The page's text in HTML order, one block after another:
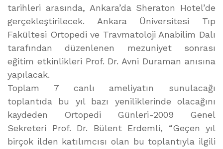
tarihleri arasında, Ankara’da Sheraton Hotel’de
gerçekleştirilecek. Ankara Üniversitesi Tıp
Fakültesi Ortopedi ve Travmatoloji Anabilim Dalı
tarafından düzenlenen mezuniyet sonrası
eğitim etkinlikleri Prof. Dr. Avni Duraman anısına
yapılacak.
Toplam 7 canlı ameliyatın sunulacağı
toplantıda bu yıl bazı yeniliklerinde olacağını
kaydeden Ortopedi Günleri-2009 Genel
Sekreteri Prof. Dr. Bülent Erdemli, “Geçen yıl
birçok ilden katılımcısı olan bu toplantıyla ilgili